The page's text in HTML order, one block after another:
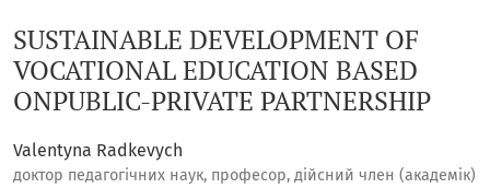
SUSTAINABLE DEVELOPMENT OF
VOCATIONAL EDUCATION BASED
ONPUBLIC-PRIVATE PARTNERSHIP
Valentyna Radkevych
доктор педагогічних наук, професор, дійсний член (академік)